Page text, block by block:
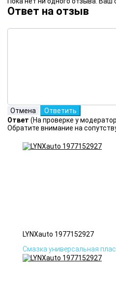
Ответ на отзыв
Ответ (На проверке у
Обратите внимание на
LYNXauto 1977152927
Смазка универсальная